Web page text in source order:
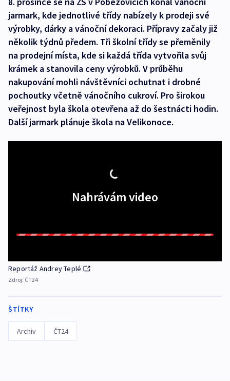
jarmark, kde jednotlivé třídy nabízely k prodeji své
výrobky, dárky a vánoční dekoraci. Přípravy začaly již
několik týdnů předem. Tři školní třídy se přeměnily
na prodejní místa, kde si každá třída vytvořila svůj
krámek a stanovila ceny výrobků. V průběhu
nakupování mohli návštěvníci ochutnat i drobné
pochoutky včetně vánočního cukroví. Pro širokou
veřejnost byla škola otevřena až do šestnácti hodin.
Další jarmark plánuje škola na Velikonoce.
Nahrávám video
Reportáž Andrey Teplé
Zdroj: ČT24
ŠTÍTKY
Archiv ČT24